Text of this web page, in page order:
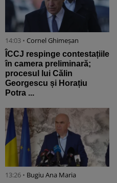
14:03 • Cornel Ghimeșan
ÎCCJ respinge contestațiile
în camera preliminară;
procesul lui Călin
Georgescu și Horațiu
Potra ...
13:26 • Bugiu ⁠Ana Maria